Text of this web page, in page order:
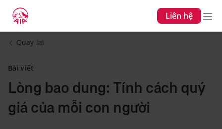
Liên hệ
Quay lại
Bài viết
Lòng bao dung: Tính cách quý
giá của mỗi con người